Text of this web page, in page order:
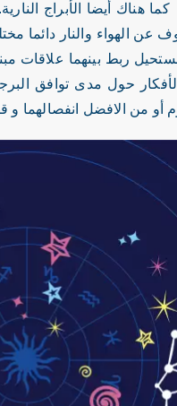
كما هناك أيضا الأبراج
عن الهواء والنار دائما
ربط بينهما علاقات
حول مدى توافق
أو من الافضل انفصالهما و